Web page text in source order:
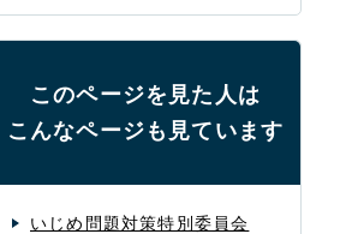
このページを見た人は
こんなページも見ています
いじめ問題対策特別委員会